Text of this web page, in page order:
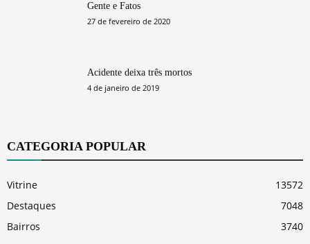
Gente e Fatos
27 de fevereiro de 2020
Acidente deixa três mortos
4 de janeiro de 2019
CATEGORIA POPULAR
Vitrine
13572
Destaques
7048
Bairros
3740